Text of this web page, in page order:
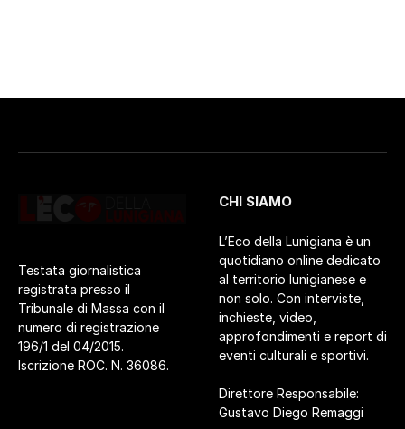
Testata giornalistica
registrata presso il
Tribunale di Massa con il
numero di registrazione
196/1 del 04/2015.
Iscrizione ROC. N. 36086.
CHI SIAMO
L’Eco della Lunigiana è un
quotidiano online dedicato
al territorio lunigianese e
non solo. Con interviste,
inchieste, video,
approfondimenti e report di
eventi culturali e sportivi.
Direttore Responsabile:
Gustavo Diego Remaggi